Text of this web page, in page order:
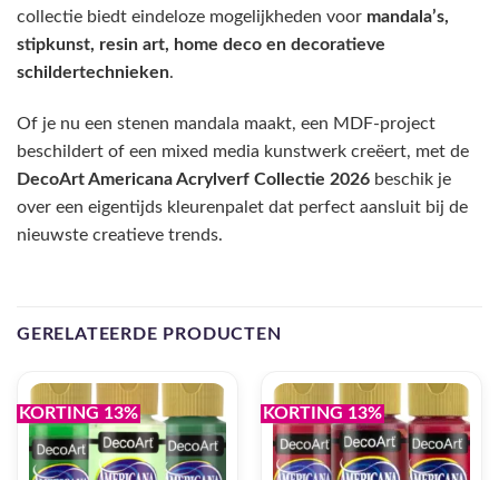
collectie biedt eindeloze mogelijkheden voor mandala’s,
stipkunst, resin art, home deco en decoratieve
schildertechnieken.
Of je nu een stenen mandala maakt, een MDF-project
beschildert of een mixed media kunstwerk creëert, met de
DecoArt Americana Acrylverf Collectie 2026 beschik je
over een eigentijds kleurenpalet dat perfect aansluit bij de
nieuwste creatieve trends.
GERELATEERDE PRODUCTEN
KORTING 13% KORTING 13%